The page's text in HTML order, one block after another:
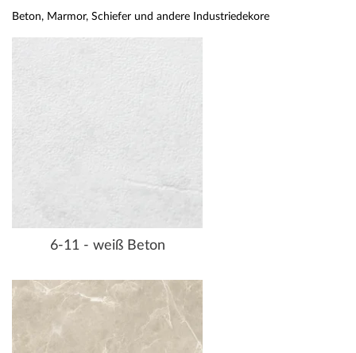
Beton, Marmor, Schiefer und andere Industriedekore
6-11 - weiß Beton